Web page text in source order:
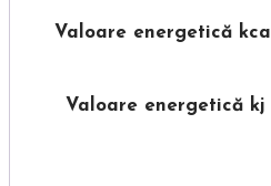
Valoare energetică kcal
Valoare energetică kj